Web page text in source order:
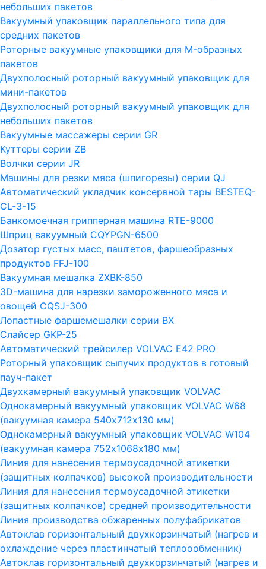
небольших пакетов
Вакуумный упаковщик параллельного типа для
средних пакетов
Роторные вакуумные упаковщики для М-образных
пакетов
Двухполосный роторный вакуумный упаковщик для
мини-пакетов
Двухполосный роторный вакуумный упаковщик для
небольших пакетов
Вакуумные массажеры серии GR
Куттеры серии ZB
Волчки серии JR
Машины для резки мяса (шпигорезы) серии QJ
Автоматический укладчик консервной тары BESTEQ-
CL-3-15
Банкомоечная грипперная машина RTE-9000
Шприц вакуумный CQYPGN-6500
Дозатор густых масс, паштетов, фаршеобразных
продуктов FFJ-100
Вакуумная мешалка ZXBK-850
3D-машина для нарезки замороженного мяса и
овощей CQSJ-300
Лопастные фаршемешалки серии ВХ
Слайсер GKP-25
Автоматический трейсилер VOLVAC E42 PRO
Роторный упаковщик сыпучих продуктов в готовый
пауч-пакет
Двухкамерный вакуумный упаковщик VOLVAC
Однокамерный вакуумный упаковщик VOLVAC W68
(вакуумная камера 540х712х130 мм)
Однокамерный вакуумный упаковщик VOLVAC W104
(вакуумная камера 752х1068х180 мм)
Линия для нанесения термоусадочной этикетки
(защитных колпачков) высокой производительности
Линия для нанесения термоусадочной этикетки
(защитных колпачков) средней производительности
Линия производства обжаренных полуфабрикатов
Автоклав горизонтальный двухкорзинчатый (нагрев и
охлаждение через пластинчатый теплоообменник)
Автоклав горизонтальный двухкорзинчатый (нагрев и